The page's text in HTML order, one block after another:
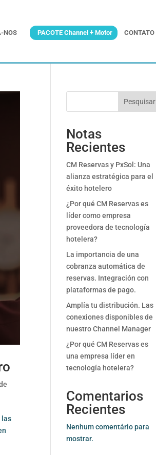
NOS PACOTE Channel + Motor CONTATO
las
Pesquisar
Notas
Recientes
CM Reservas y PxSol: Una
alianza estratégica para el
éxito hotelero
¿Por qué CM Reservas es
líder como empresa
proveedora de tecnología
hotelera?
La importancia de una
cobranza automática de
reservas. Integración con
plataformas de pago.
Amplía tu distribución. Las
conexiones disponibles de
nuestro Channel Manager
¿Por qué CM Reservas es
una empresa líder en
tecnología hotelera?
Comentarios
Recientes
Nenhum comentário para
mostrar.